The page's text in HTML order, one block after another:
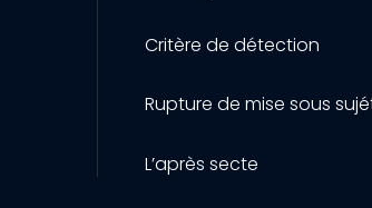
Critère de détection
Rupture de mise sous
L’après secte